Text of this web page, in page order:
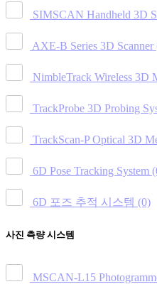
SIMSCAN Handheld 3D
AXE-B Series 3D Scanner
NimbleTrack Wireless 3D
TrackProbe 3D Probing
TrackScan-P Optical 3D
6D Pose Tracking System
6D 포즈 추적 시스템 (0)
사진 측량 시스템
MSCAN-L15